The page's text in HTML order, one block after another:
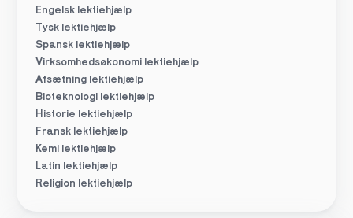
Engelsk lektiehjælp
Tysk lektiehjælp
Spansk lektiehjælp
Virksomhedsøkonomi lektiehjælp
Afsætning lektiehjælp
Bioteknologi lektiehjælp
Historie lektiehjælp
Fransk lektiehjælp
Kemi lektiehjælp
Latin lektiehjælp
Religion lektiehjælp